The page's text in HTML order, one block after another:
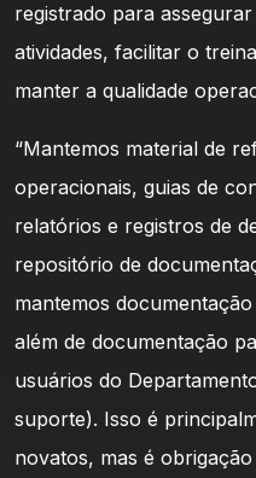
registrado para
atividades, facilitar o
manter a qualidade
“Mantemos material de
operacionais, guias de
relatórios e registros de
repositório de
mantemos
além de documentação
usuários do
suporte). Isso é
novatos, mas é